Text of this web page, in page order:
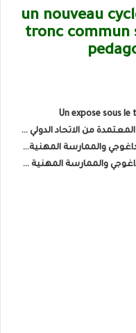
un nouveau
tronc commun
Un expose sous le
من الاتحاد الدولي بالعربية
المهنية للسلك الابتدائي 2021
للسلك الثانوي الاعدادي 2021